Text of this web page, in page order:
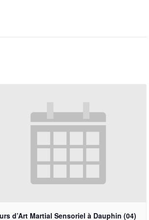
d’Art Martial Sensoriel à Dauphin (04)